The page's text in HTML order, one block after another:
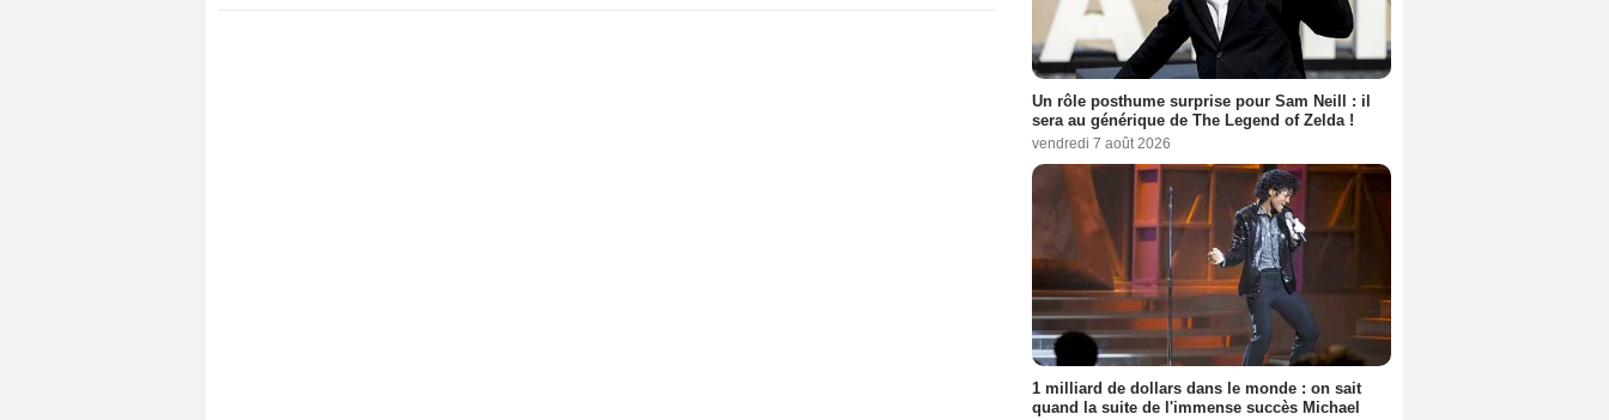
Un rôle posthume surprise pour Sam Neill : il
sera au générique de The Legend of Zelda !
vendredi 7 août 2026
1 milliard de dollars dans le monde : on sait
quand la suite de l'immense succès Michael